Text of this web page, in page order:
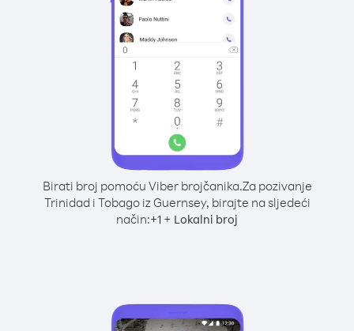
Birati broj pomoću Viber brojčanika.Za pozivanje
Trinidad i Tobago iz Guernsey, birajte na sljedeći
način:+1 + Lokalni broj